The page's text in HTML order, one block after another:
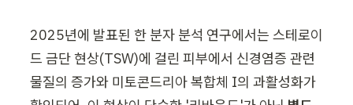
2025년에 발표된 한 분자 분석 연구에서는 스테로이
드 금단 현상(TSW)에 걸린 피부에서 신경염증 관련
물질의 증가와 미토콘드리아 복합체 I의 과활성화가